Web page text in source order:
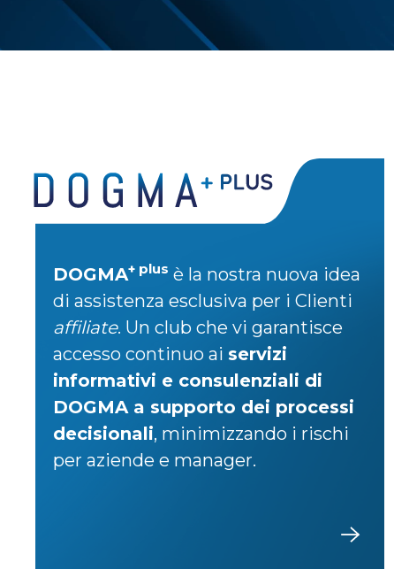
DOGMA+ plus è la nostra nuova idea
di assistenza esclusiva per i Clienti
affiliate. Un club che vi garantisce
accesso continuo ai servizi
informativi e consulenziali di
DOGMA a supporto dei processi
decisionali, minimizzando i rischi
per aziende e manager.